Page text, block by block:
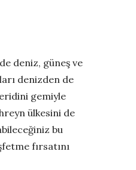
deniz, güneş ve
denizden de
gemiyle
ülkesini de
bu
fırsatını